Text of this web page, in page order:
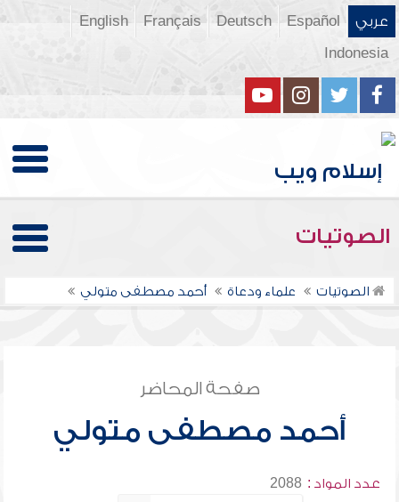
عربي Español
Deutsch
Français
English
Indonesia
الصوتيات
الصوتيات علماء ودعاة أحمد مصطفى متولي
صفحة المحاضر
أحمد مصطفى متولي
عدد المواد : 2088